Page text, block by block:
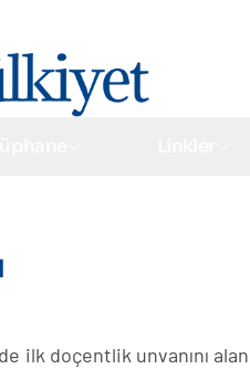
ilk doçentlik unvanını alan